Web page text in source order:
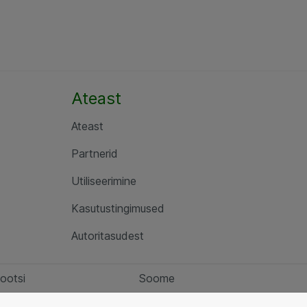
Ateast
Ateast
Partnerid
Utiliseerimine
Kasutustingimused
Autoritasudest
Soome